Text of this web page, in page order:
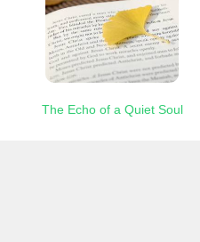
The Echo of a Quiet Soul